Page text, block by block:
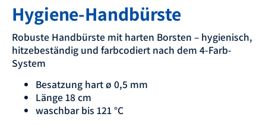
Hygiene-Handbürste
Robuste Handbürste mit harten Borsten – hygienisch,
hitzebeständig und farbcodiert nach dem 4-Farb-
System
Besatzung hart ø 0,5 mm
Länge 18 cm
waschbar bis 121 °C